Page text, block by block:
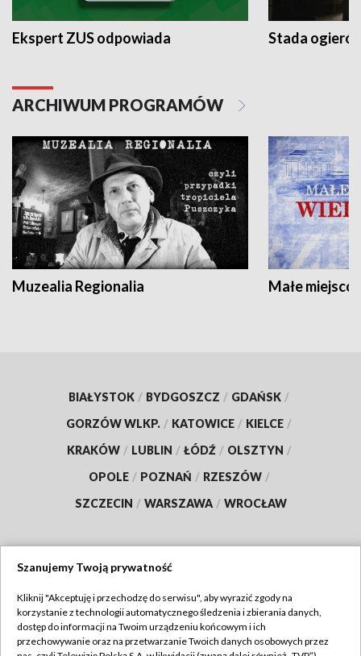
Ekspert ZUS odpowiada Stada
ARCHIWUM PROGRAMÓW
Muzealia Regionalia Małe
BIAŁYSTOK / BYDGOSZCZ / GDAŃSK /
GORZÓW WLKP. / KATOWICE / KIELCE /
KRAKÓW / LUBLIN / ŁÓDŹ / OLSZTYN /
OPOLE / POZNAŃ / RZESZÓW /
SZCZECIN / WARSZAWA / WROCŁAW
TVP
Abonament TVP
Regulamin TVP
Szanujemy Twoją prywatność
Kliknij "Akceptuję i przechodzę do serwisu", aby wyrazić zgody na
korzystanie z technologii automatycznego śledzenia i zbierania danych,
dostęp do informacji na Twoim urządzeniu końcowym i ich
przechowywanie oraz na przetwarzanie Twoich danych osobowych przez